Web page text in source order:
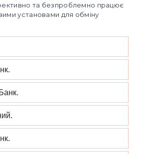
та безпроблемно працює
установами для обміну